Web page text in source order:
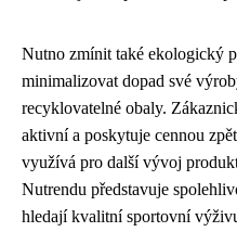
Nutno zmínit také ekologický
minimalizovat dopad své
recyklovatelné obaly.
aktivní a poskytuje cennou
využívá pro další vývoj
Nutrendu představuje
hledají kvalitní sportovní